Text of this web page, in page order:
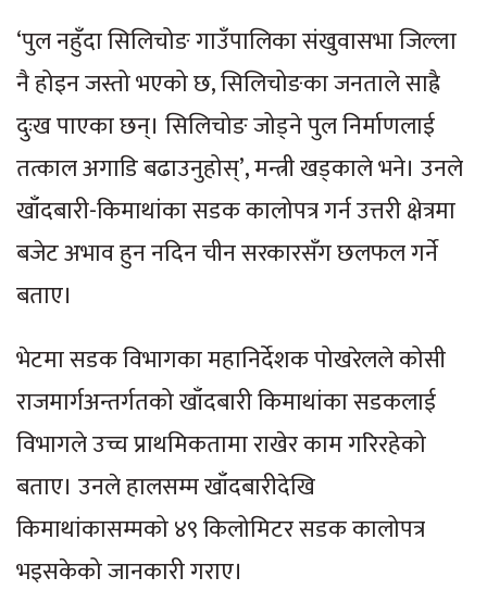
‘पुल नहुँदा सिलिचोङ गाउँपालिका संखुवासभा जिल्ला
नै होइन जस्तो भएको छ, सिलिचोङका जनताले साह्रै
दुःख पाएका छन्। सिलिचोङ जोड्ने पुल निर्माणलाई
तत्काल अगाडि बढाउनुहोस्’, मन्त्री खड्काले भने। उनले
खाँदबारी-किमाथांका सडक कालोपत्र गर्न उत्तरी क्षेत्रमा
बजेट अभाव हुन नदिन चीन सरकारसँग छलफल गर्ने
बताए।
भेटमा सडक विभागका महानिर्देशक पोखरेलले कोसी
राजमार्गअन्तर्गतको खाँदबारी किमाथांका सडकलाई
विभागले उच्च प्राथमिकतामा राखेर काम गरिरहेको
बताए। उनले हालसम्म खाँदबारीदेखि
किमाथांकासम्मको ४९ किलोमिटर सडक कालोपत्र
भइसकेको जानकारी गराए।